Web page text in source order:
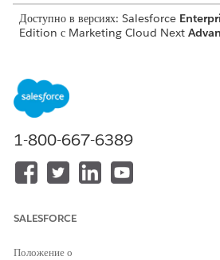
Доступно в версиях: Salesforce
Edition с Marketing Cloud Next
Для создания макетов страниц:
Выберите объект «Кампания
Выберите «Макеты страниц» и
Перетащите поле поиска «
Сохраните внесенные изменения.
1-800-667-6389
SALESFORCE
Положение о